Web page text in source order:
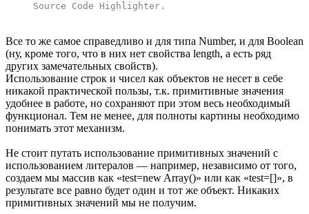
Source Code Highlighter .
Все то же самое справедливо и для типа Number, и для Boolean
(ну, кроме того, что в них нет свойства length, а есть ряд
других замечательных свойств).
Использование строк и чисел как объектов не несет в себе
никакой практической пользы, т.к. примитивные значения
удобнее в работе, но сохраняют при этом весь необходимый
функционал. Тем не менее, для полноты картины необходимо
понимать этот механизм.
Не стоит путать использование примитивных значений с
использованием литералов — например, независимо от того,
создаем мы массив как «test=new Array()» или как «test=[]», в
результате все равно будет один и тот же объект. Никаких
примитивных значений мы не получим.